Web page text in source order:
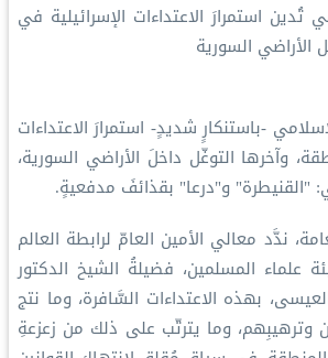
تُدين استمرارَ الاعتداءات الإسرائيلية في
الأراضي السورية
-باستنكارٍ شديدٍ- استمرارَ الاعتداءات
وآخرها التوغّل داخلَ الأراضي السورية،
و"درعا" بقذائفَ مدفعيةٍ.
ندَّد معالي الأمين العامّ لرابطة العالم
علماء المسلمين، فضيلةُ الشيخ الدكتور
بهذه الاعتداءات السَّافرة، وما نتج
وترهيبِهم، وما يترتّب على ذلك من زعزعةِ